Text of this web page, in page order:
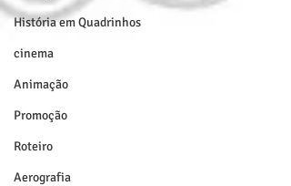
História em Quadrinhos
cinema
Animação
Promoção
Roteiro
Aerografia